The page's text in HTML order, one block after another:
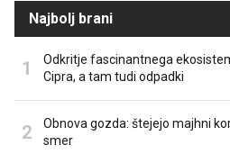
Najbolj brani
Odkritje fascinantnega
Cipra, a tam tudi odpadki
Obnova gozda: štejejo majhni
smer